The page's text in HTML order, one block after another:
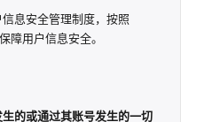
息安全管理制度，按照
保障用户信息安全。
的或通过其账号发生的一切